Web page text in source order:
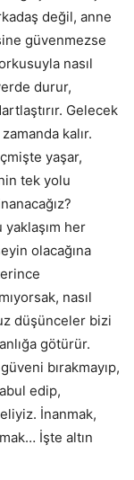
değil, anne
güvenmezse
nasıl
durur,
Gelecek
kalır.
yaşar,
tek yolu
her
olacağına
nasıl
düşünceler bizi
götürür.
bırakmayıp,
edip,
İnanmak,
İşte altın